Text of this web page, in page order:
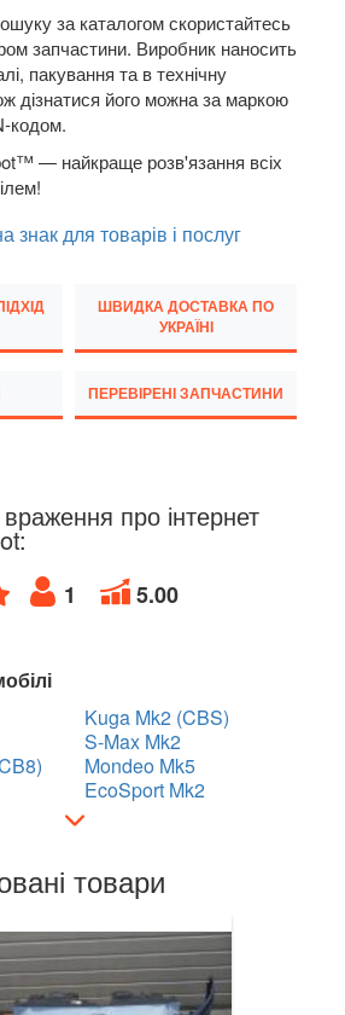
Mk1 (V227, TC7, PU2)
Mk2
keyboard_arrow_down
keyboard_arrow_down
за каталогом скористайтесь
запчастини. Виробник наносить
пакування та в технічну
дізнатися його можна за маркою
кодом.
— найкраще розв'язання всіх
знак для товарів і послуг
ШВИДКА ДОСТАВКА ПО
УКРАЇНІ
ПЕРЕВІРЕНІ ЗАПЧАСТИНИ
про інтернет
1 5.00
Kuga Mk2 (CBS)
S-Max Mk2
Mondeo Mk5
EcoSport Mk2
товари